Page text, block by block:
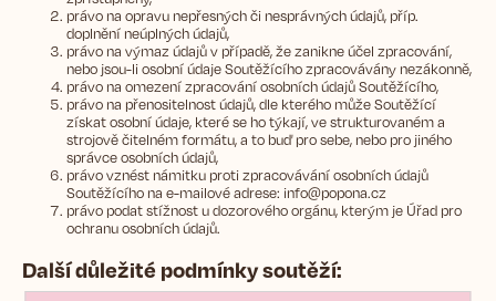
právo na opravu nepřesných či nesprávných údajů, příp.
doplnění neúplných údajů,
právo na výmaz údajů v případě, že zanikne účel zpracování,
nebo jsou-li osobní údaje Soutěžícího zpracovávány nezákonně,
právo na omezení zpracování osobních údajů Soutěžícího,
právo na přenositelnost údajů, dle kterého může Soutěžící
získat osobní údaje, které se ho týkají, ve strukturovaném a
strojově čitelném formátu, a to buď pro sebe, nebo pro jiného
správce osobních údajů,
právo vznést námitku proti zpracovávání osobních údajů
Soutěžícího na e-mailové adrese: info@popona.cz
právo podat stížnost u dozorového orgánu, kterým je Úřad pro
ochranu osobních údajů.
Další důležité podmínky soutěží: